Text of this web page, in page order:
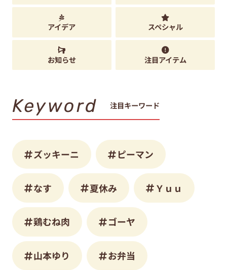
アイデア スペシャル
お知らせ 注目アイテム
Keyword 注目キーワード
ズッキーニ ピーマン
なす 夏休み Ｙｕｕ
鶏むね肉 ゴーヤ
山本ゆり お弁当